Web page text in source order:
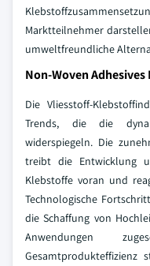
Marktteilnehmer
umweltfreundliche
Non-Woven
Die Vliesstoff-
Trends, die die
widerspiegeln. Die
treibt die Entwicklung
Klebstoffe voran und
Technologische
die Schaffung von
Anwendungen
Gesamtprodukteffizienz